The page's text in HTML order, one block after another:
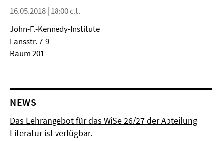
16.05.2018 | 18:00 c.t.
John-F.-Kennedy-Institute
Lansstr. 7-9
Raum 201
NEWS
Das Lehrangebot für das WiSe 26/27 der Abteilung
Literatur ist verfügbar.